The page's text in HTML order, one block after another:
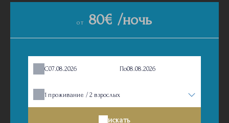
oт 80€ /ночь
С По
1 проживание / 2 взрослых
искать